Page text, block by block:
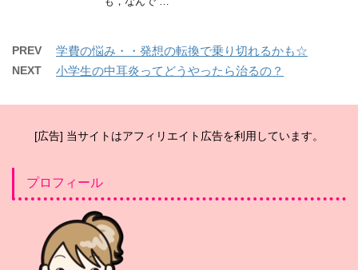
PREV 学費の悩み・・発想の転換で乗り切れるかも☆
NEXT 小学生の中耳炎ってどうやったら治るの？
[広告] 当サイトはアフィリエイト広告を利用しています。
プロフィール